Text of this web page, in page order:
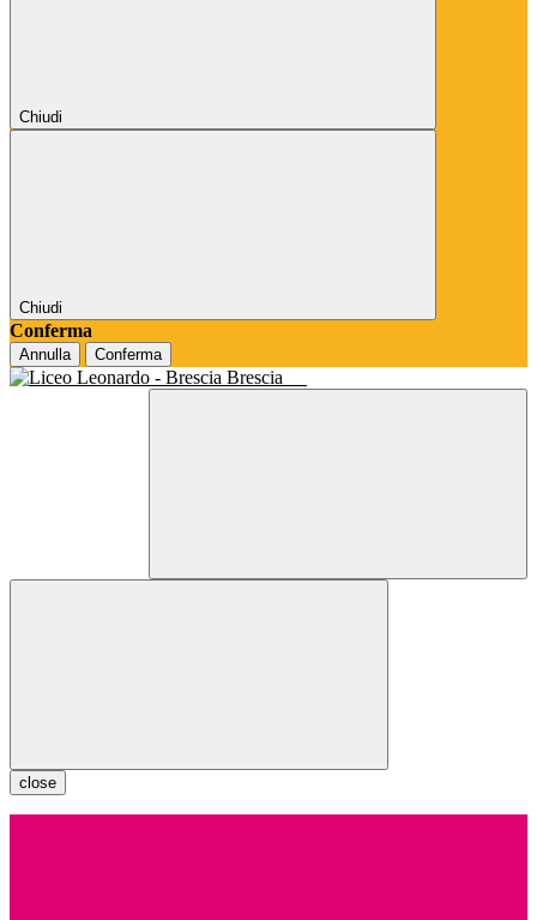
Chiudi
Chiudi
Conferma
Annulla Conferma
Brescia
close